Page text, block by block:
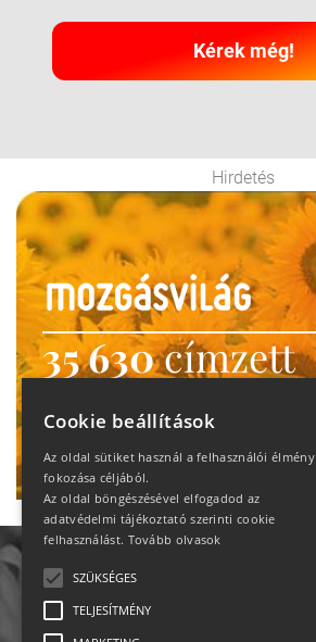
Kérek még!
Hirdetés
35 630címzett
heti motiváció
Ne maradj le!
Cookie beállítások
Az oldal sütiket használ a felhasználói élmény
fokozása céljából.
Az oldal böngészésével elfogadod az
adatvédelmi tájékoztató szerinti cookie
felhasználást. Tovább olvasok
SZÜKSÉGES
TELJESÍTMÉNY